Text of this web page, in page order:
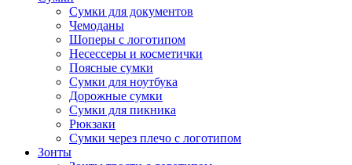
Сумки для документов
Чемоданы
Шоперы с логотипом
Несессеры и косметички
Поясные сумки
Сумки для ноутбука
Дорожные сумки
Сумки для пикника
Рюкзаки
Сумки через плечо с логотипом
Зонты